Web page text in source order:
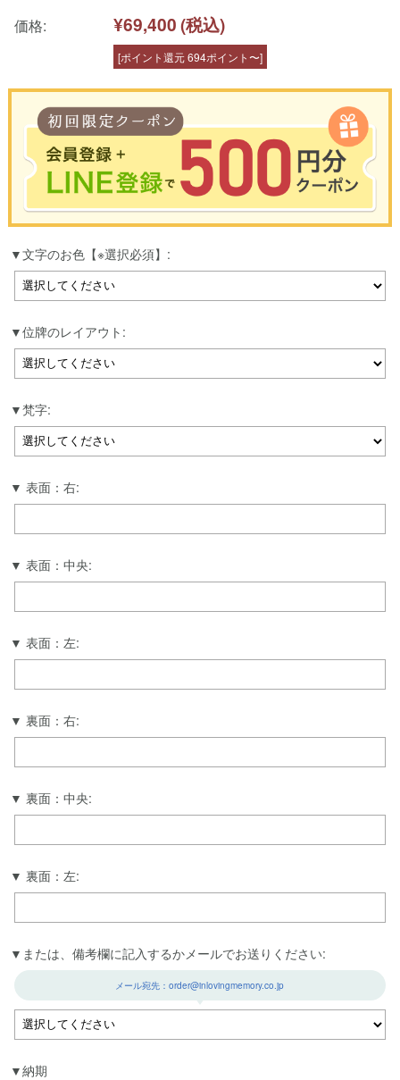
価格: ¥69,400(税込)
[ポイント還元 694ポイント〜]
お買い物の前のご登録がおすすめです。
LINEのアカウントを使って簡単に会員登録＆ログインすることも可能です。
文字のお色【※選択必須】:
位牌のレイアウト:
梵字:
表面：右:
表面：中央:
表面：左:
裏面：右:
裏面：中央:
裏面：左:
または、備考欄に記入するかメールでお送りください:
メール宛先：order@inlovingmemory.co.jp
納期